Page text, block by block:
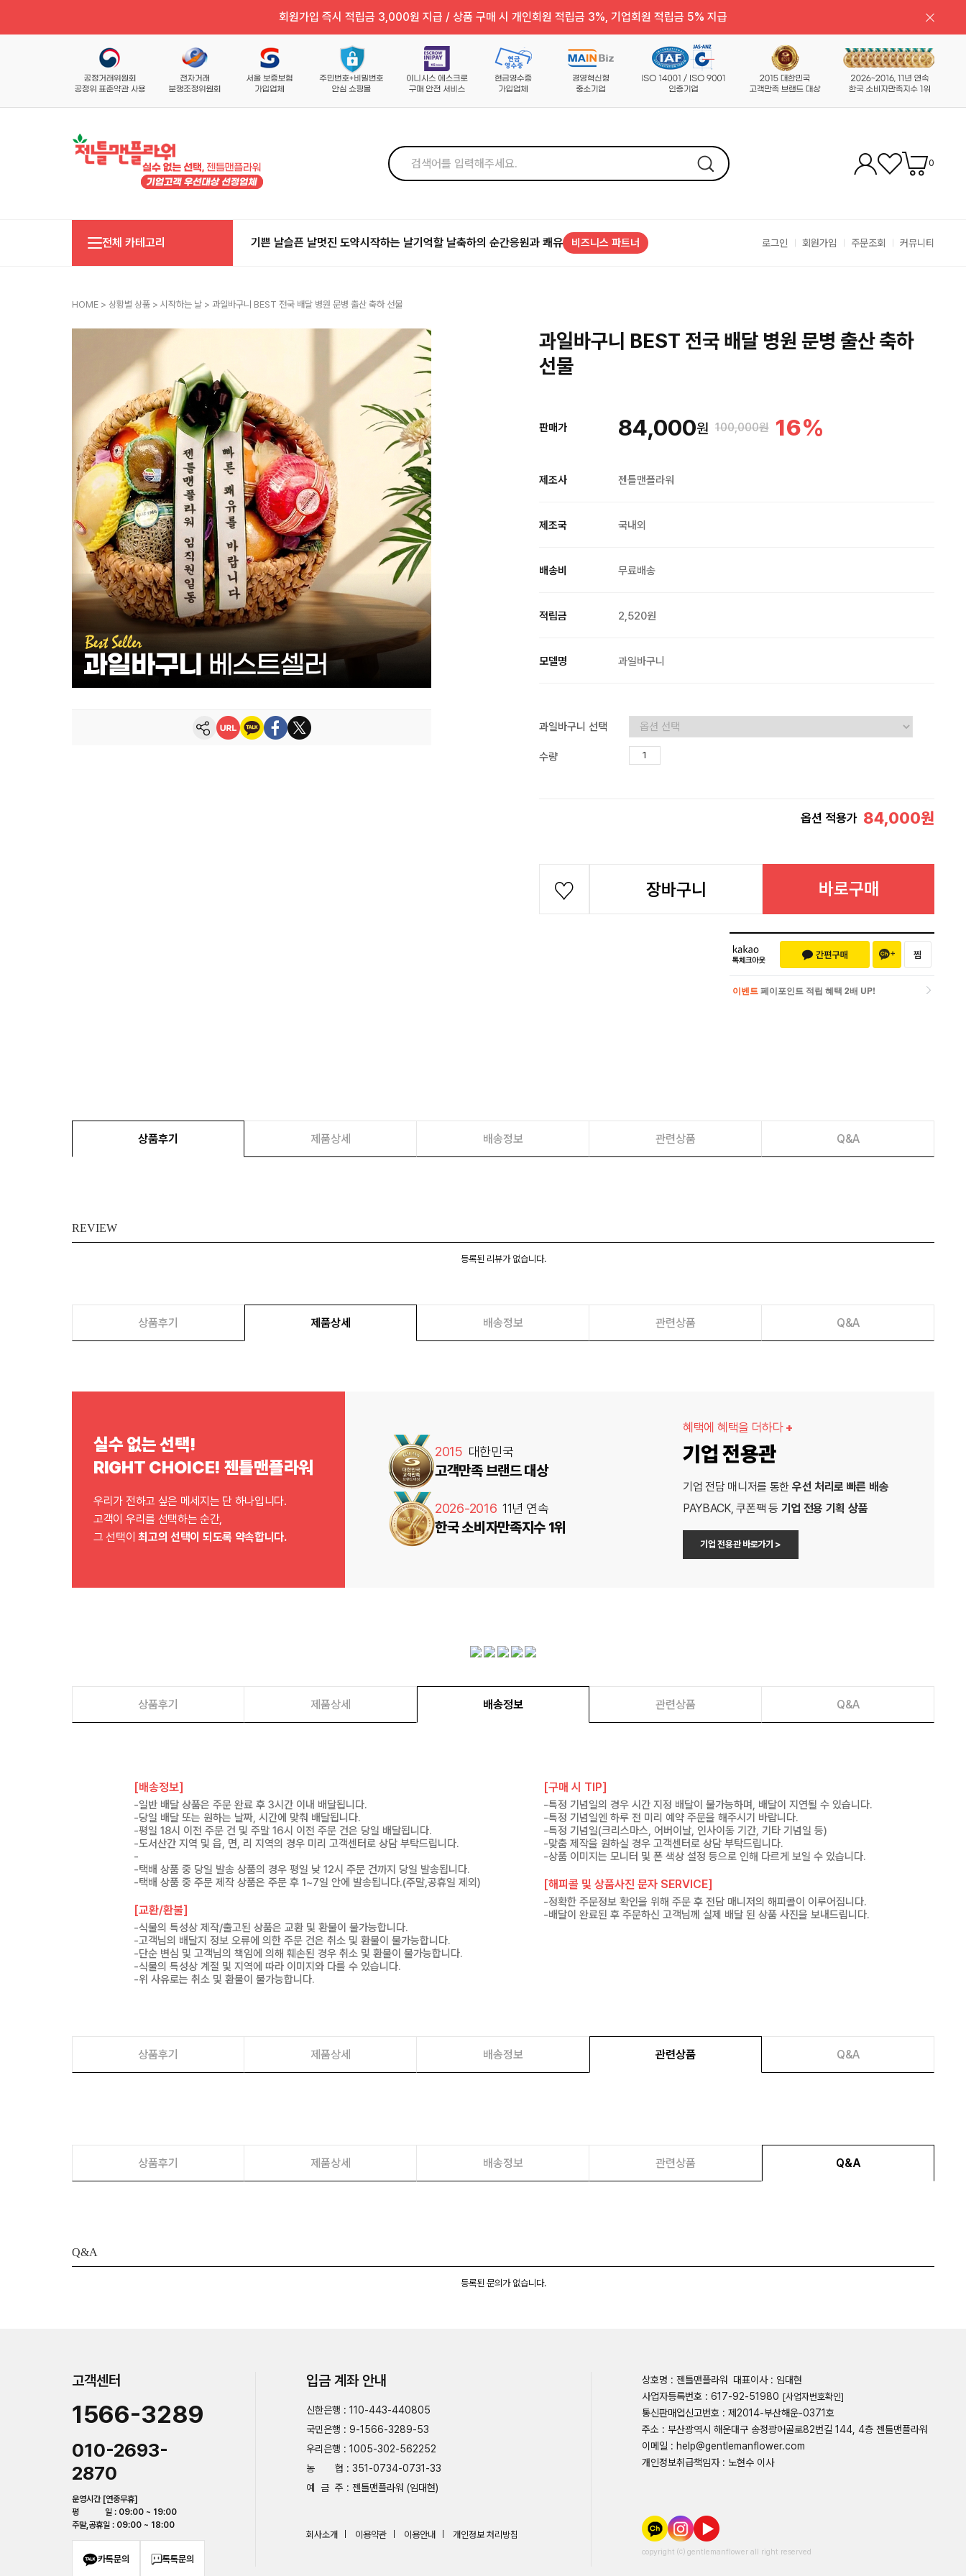
회원가입 즉시 적립금 3,000원 지급 / 상품 구매 시 개인회원 적립금 3%, 기업회원 적립금 5% 지급
0
전체 카테고리 기쁜 날슬픈 날멋진 도약시작하는 날기억할 날축하의 순간응원과 쾌유 비즈니스 파트너 로그인 회원가입 주문조회 커뮤니티
HOME > 상황별 상품 > 시작하는 날 > 과일바구니 BEST 전국 배달 병원 문병 출산 축하 선물
과일바구니 BEST 전국 배달 병원 문병 출산 축하
선물
판매가 84,000원 100,000원 16%
제조사 젠틀맨플라워
제조국 국내외
배송비 무료배송
적립금 2,520원
모델명 과일바구니
과일바구니 선택
수량
옵션 적용가 84,000원
장바구니 바로구매
이벤트 페이포인트 적립 혜택 2배 UP!
상품후기 제품상세 배송정보 관련상품 Q&A
REVIEW
등록된 리뷰가 없습니다.
상품후기 제품상세 배송정보 관련상품 Q&A
실수 없는 선택!
RIGHT CHOICE! 젠틀맨플라워
우리가 전하고 싶은 메세지는 단 하나입니다.
고객이 우리를 선택하는 순간,
그 선택이최고의 선택이 되도록 약속합니다.
2015 대한민국
고객만족 브랜드 대상
2026-2016 11년 연속
한국 소비자만족지수 1위
혜택에 혜택을 더하다 +
기업 전용관
기업 전담 매니저를 통한 우선 처리로 빠른 배송
PAYBACK, 쿠폰팩 등 기업 전용 기획 상품
기업 전용관 바로가기 >
상품후기 제품상세 배송정보 관련상품 Q&A
[배송정보]
-일반 배달 상품은 주문 완료 후 3시간 이내 배달됩니다.
-당일 배달 또는 원하는 날짜, 시간에 맞춰 배달됩니다.
-평일 18시 이전 주문 건 및 주말 16시 이전 주문 건은 당일 배달됩니다.
-도서산간 지역 및 읍, 면, 리 지역의 경우 미리 고객센터로 상담 부탁드립니다.
-
-택배 상품 중 당일 발송 상품의 경우 평일 낮 12시 주문 건까지 당일 발송됩니다.
-택배 상품 중 주문 제작 상품은 주문 후 1~7일 안에 발송됩니다.(주말,공휴일 제외)
[교환/환불]
-식물의 특성상 제작/출고된 상품은 교환 및 환불이 불가능합니다.
-고객님의 배달지 정보 오류에 의한 주문 건은 취소 및 환불이 불가능합니다.
-단순 변심 및 고객님의 책임에 의해 훼손된 경우 취소 및 환불이 불가능합니다.
-식물의 특성상 계절 및 지역에 따라 이미지와 다를 수 있습니다.
-위 사유로는 취소 및 환불이 불가능합니다.
[구매 시 TIP]
-특정 기념일의 경우 시간 지정 배달이 불가능하며, 배달이 지연될 수 있습니다.
-특정 기념일엔 하루 전 미리 예약 주문을 해주시기 바랍니다.
-특정 기념일(크리스마스, 어버이날, 인사이동 기간, 기타 기념일 등)
-맞춤 제작을 원하실 경우 고객센터로 상담 부탁드립니다.
-상품 이미지는 모니터 및 폰 색상 설정 등으로 인해 다르게 보일 수 있습니다.
[해피콜 및 상품사진 문자 SERVICE]
-정확한 주문정보 확인을 위해 주문 후 전담 매니저의 해피콜이 이루어집니다.
-배달이 완료된 후 주문하신 고객님께 실제 배달 된 상품 사진을 보내드립니다.
상품후기 제품상세 배송정보 관련상품 Q&A
상품후기 제품상세 배송정보 관련상품 Q&A
Q&A
등록된 문의가 없습니다.
고객센터
1566-3289
010-2693-
2870
운영시간 [연중무휴]
평 일 : 09:00 ~ 19:00
주말,공휴일 : 09:00 ~ 18:00
카톡문의 톡톡문의
입금 계좌 안내
신한은행 : 110-443-440805
국민은행 : 9-1566-3289-53
우리은행 : 1005-302-562252
농 협 : 351-0734-0731-33
예 금 주 : 젠틀맨플라워 (임대현)
회사소개 이용약관 이용안내 개인정보 처리방침
상호명 : 젠틀맨플라워 대표이사 : 임대현
사업자등록번호 : 617-92-51980 [사업자번호확인]
통신판매업신고번호 : 제2014-부산해운-0371호
주소 : 부산광역시 해운대구 송정광어골로82번길 144, 4층 젠틀맨플라워
이메일 : help@gentlemanflower.com
개인정보취급책임자 : 노현수 이사
copyright ⒞ gentlemanflower all right reserved